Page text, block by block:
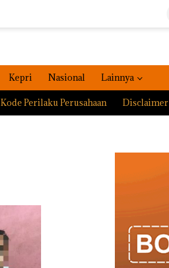
Kepri Nasional Lainnya
Kode Perilaku Perusahaan Disclaimer